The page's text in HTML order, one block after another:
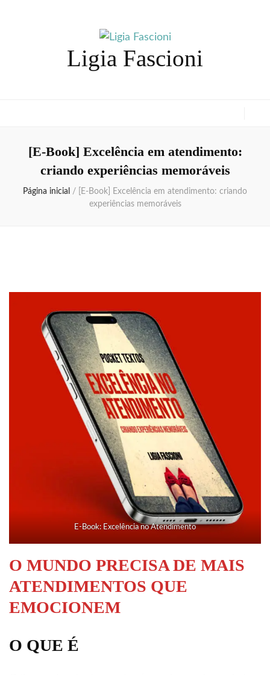
Ligia Fascioni
[E-Book] Excelência em atendimento:
criando experiências memoráveis
Página inicial /
[E-Book] Excelência em atendimento: criando
experiências memoráveis
E-Book: Excelência no Atendimento
O MUNDO PRECISA DE MAIS
ATENDIMENTOS QUE
EMOCIONEM
O QUE É